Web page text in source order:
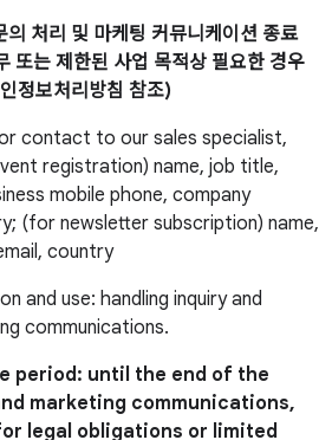
의 처리 및 마케팅 커뮤니케이션 종료
또는 제한된 사업 목적상 필요한 경우
정보처리방침 참조)
contact to our sales specialist,
registration) name, job title,
mobile phone, company
(for newsletter subscription) name,
country
and use: handling inquiry and
communications.
period: until the end of the
marketing communications,
legal obligations or limited